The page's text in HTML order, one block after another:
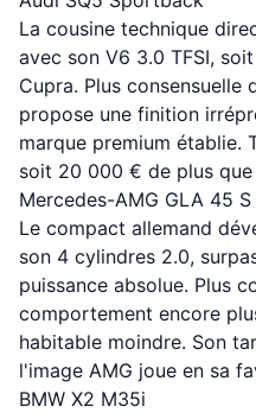
La cousine technique
avec son V6 3.0 TFSI,
Cupra. Plus consensuelle
propose une finition
marque premium établie.
soit 20 000 € de plus
Mercedes-AMG GLA 45 S
Le compact allemand
son 4 cylindres 2.0,
puissance absolue. Plus
comportement encore
habitable moindre. Son
l'image AMG joue en sa
BMW X2 M35i